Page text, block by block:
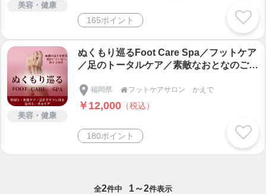
美容・健康
165ポイント
美容・健康
ぬくもり巡るFoot Care Spa／フットケア
／足のトータルケア／素敵なおとなのご褒
月に一度のケアで自分を好きになる 美し
い足で明日へ踏み出すための大切な時間で
福岡県 フットケアサロン かえで
￥12,000 （税込）
180ポイント
全2件中 1～2件表示